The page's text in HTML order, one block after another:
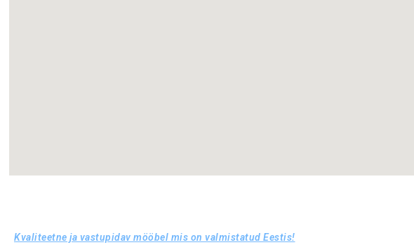
Kvaliteetne ja vastupidav mööbel mis on valmistatud Eestis!